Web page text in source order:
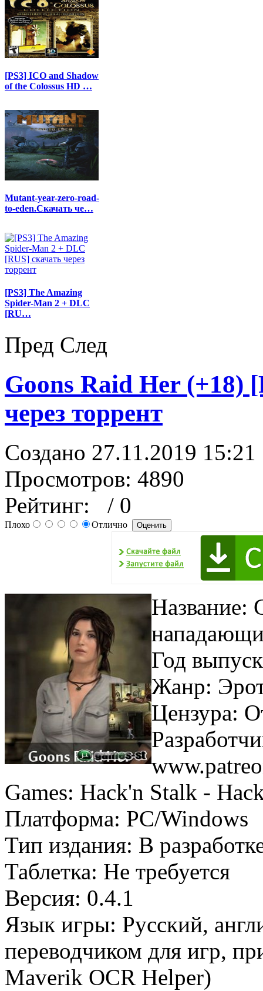
[PS3] ICO and Shadow
of the Colossus HD …
Mutant-year-zero-road-
to-eden.Скачать че…
[PS3] The Amazing
Spider-Man 2 + DLC
[RU…
Пред След
Goons Raid Her (+18)
через торрент
Создано 27.11.2019 15:21
Просмотров: 4890
Рейтинг:
/ 0
Плохо Отлично
Название:
Год
Жанр:
Цензура:
Games: Hack'n Stalk -
Платформа: PC/Windows
Тип издания: В
Таблетка: Не требуется
Версия: 0.4.1
Язык игры: Русский,
переводчиком для игр,
Maverik OCR Helper)